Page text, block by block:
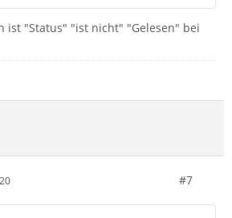
ist "Status" "ist nicht" "Gelesen" bei
#7